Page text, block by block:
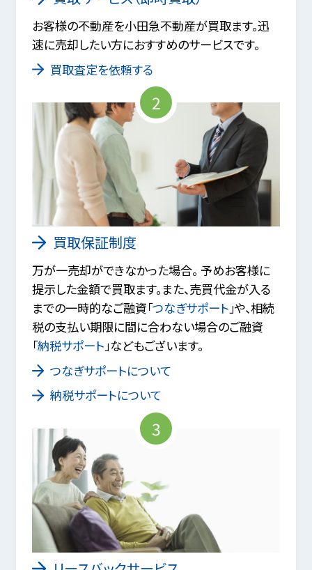
お客様の不動産を小田急不動産が買取ます。迅
速に売却したい方におすすめのサービスです。
買取査定を依頼する
2
買取保証制度
万が一売却ができなかった場合。 予めお客様に
提示した金額で買取ます。また、売買代金が入る
までの一時的なご融資「つなぎサポート」や、相続
税の支払い期限に間に合わない場合のご融資
「納税サポート」などもございます。
つなぎサポートについて
納税サポートについて
3